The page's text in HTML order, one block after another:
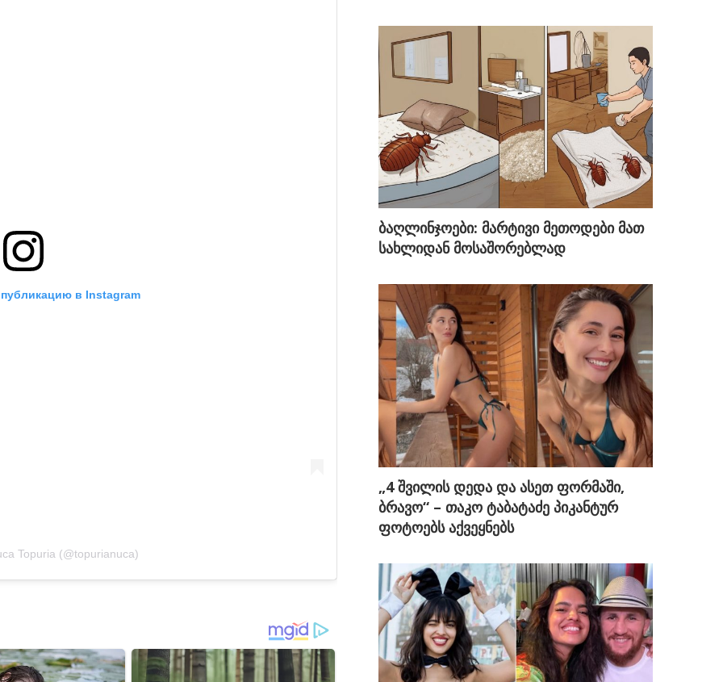
в Instagram
Topuria (@topurianuca)
ბაღლინჯოები: მარტივი მეთოდები მათ
სახლიდან მოსაშორებლად
„4 შვილის დედა და ასეთ ფორმაში,
ბრავო“ – თაკო ტაბატაძე პიკანტურ
ფოტოებს აქვეყნებს